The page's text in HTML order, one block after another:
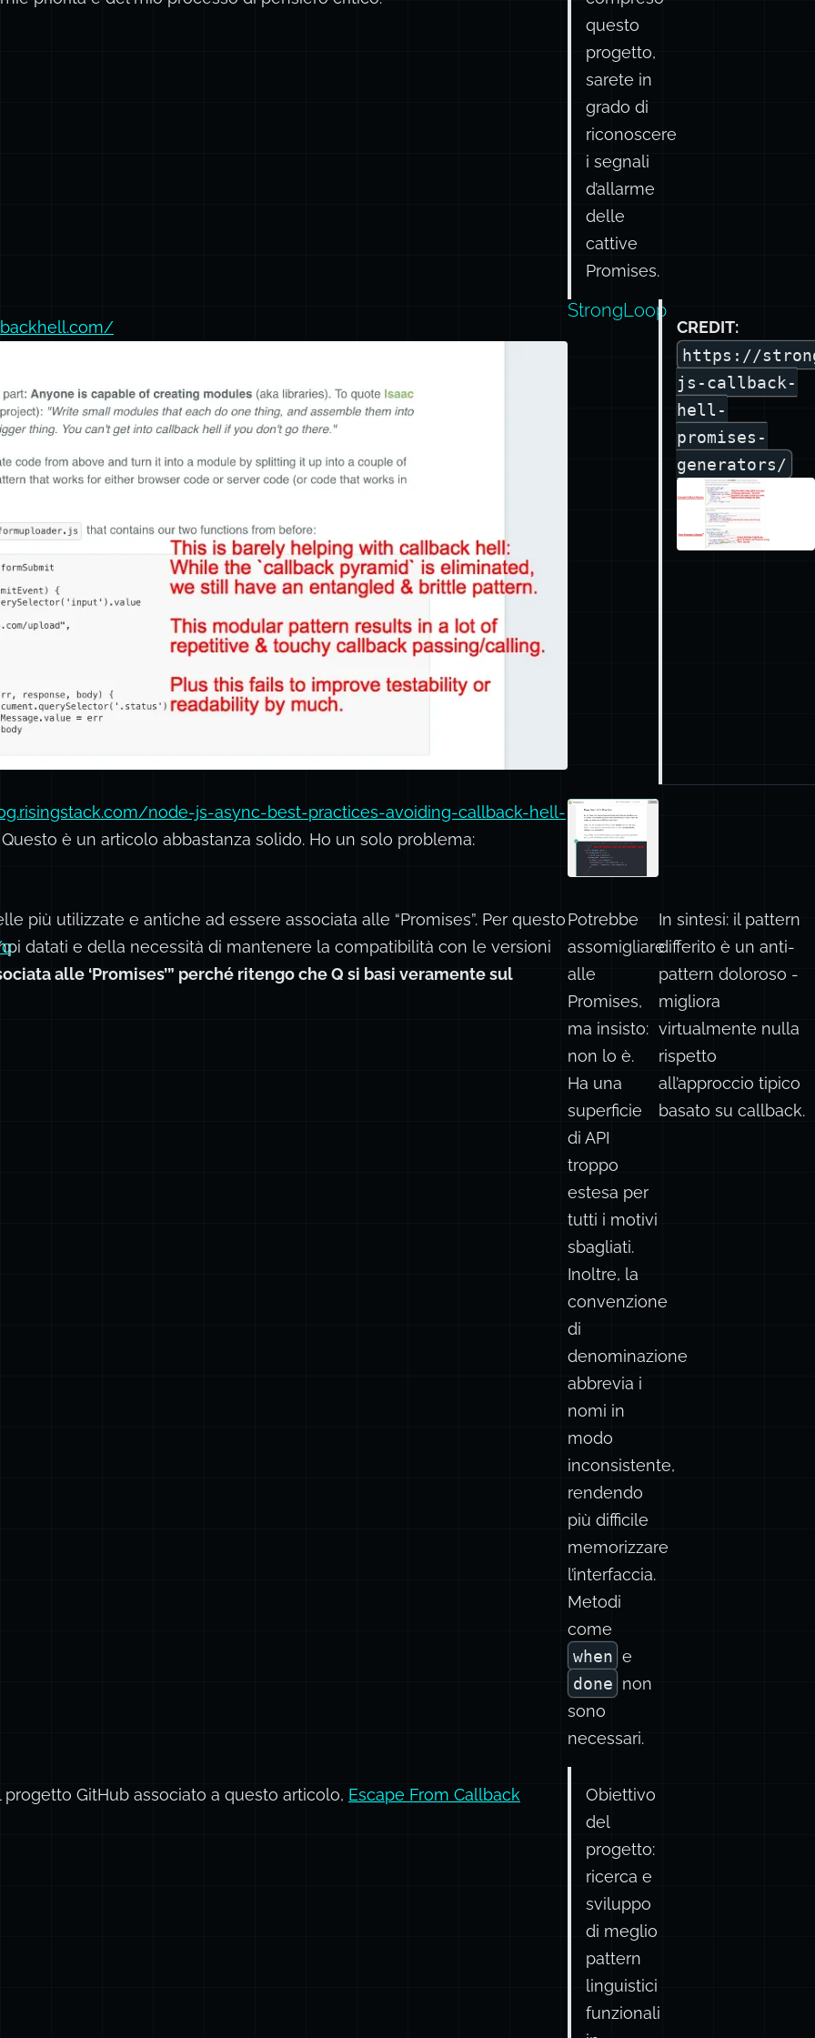
questo
progetto,
sarete in
grado di
riconoscere
i segnali
d’allarme
delle
cattive
Promises.
StrongLoop
CREDIT:
https://
js-callback-
hell-
promises-
generators/
node-js-async-best-practices-avoiding-callback-hell-
è un articolo abbastanza solido. Ho un solo problema:
più utilizzate e antiche ad essere associata alle “Promises”. Per questo
datati e della necessità di mantenere la compatibilità con le versioni
alle ‘Promises’” perché ritengo che Q si basi veramente sul
Potrebbe
assomigliare
alle
Promises,
ma insisto:
non lo è.
Ha una
superficie
di API
troppo
estesa per
tutti i motivi
sbagliati.
Inoltre, la
convenzione
di
denominazione
abbrevia i
nomi in
modo
inconsistente,
rendendo
più difficile
memorizzare
l’interfaccia.
Metodi
come
when e
done non
sono
necessari.
In sintesi: il pattern
differito è un anti-
pattern doloroso -
migliora
virtualmente nulla
rispetto
all’approccio tipico
basato su callback.
progetto GitHub associato a questo articolo, Escape From Callback
Obiettivo
del
progetto:
ricerca e
sviluppo
di meglio
pattern
linguistici
funzionali